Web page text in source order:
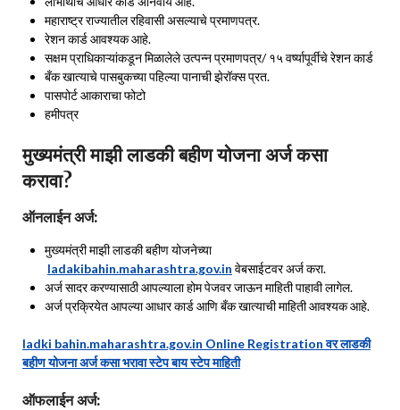
महाराष्ट्र राज्यातील रहिवासी असल्याचे प्रमाणपत्र.
रेशन कार्ड आवश्यक आहे.
सक्षम प्राधिकाऱ्यांकडून मिळालेले उत्पन्न प्रमाणपत्र/ १५ वर्ष्यापूर्वीचे रेशन कार्ड
बँक खात्याचे पासबुकच्या पहिल्या पानाची झेरॉक्स प्रत.
पासपोर्ट आकाराचा फोटो
हमीपत्र
मुख्यमंत्री माझी लाडकी बहीण योजना अर्ज कसा
करावा?
ऑनलाईन अर्ज:
मुख्यमंत्री माझी लाडकी बहीण योजनेच्या
ladakibahin.maharashtra.gov.in वेबसाईटवर अर्ज करा.
अर्ज सादर करण्यासाठी आपल्याला होम पेजवर जाऊन माहिती पाहावी लागेल.
अर्ज प्रक्रियेत आपल्या आधार कार्ड आणि बँक खात्याची माहिती आवश्यक आहे.
ladki bahin.maharashtra.gov.in Online Registration वर लाडकी
बहीण योजना अर्ज कसा भरावा स्टेप बाय स्टेप माहिती
ऑफलाईन अर्ज: